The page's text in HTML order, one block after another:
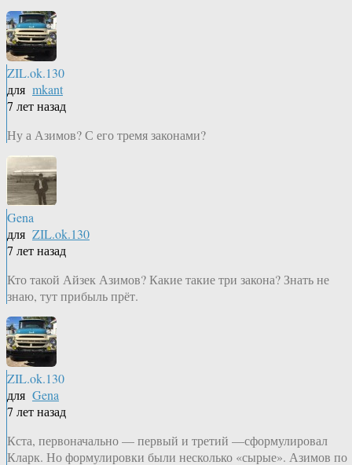
ZIL.ok.130
для mkant
7 лет назад
Ну а Азимов? С его тремя законами?
Gena
для ZIL.ok.130
7 лет назад
Кто такой Айзек Азимов? Какие такие три закона? Знать не
знаю, тут прибыль прёт.
ZIL.ok.130
для Gena
7 лет назад
Кста, первоначально — первый и третий —сформулировал
Кларк. Но формулировки были несколько «сырые». Азимов по